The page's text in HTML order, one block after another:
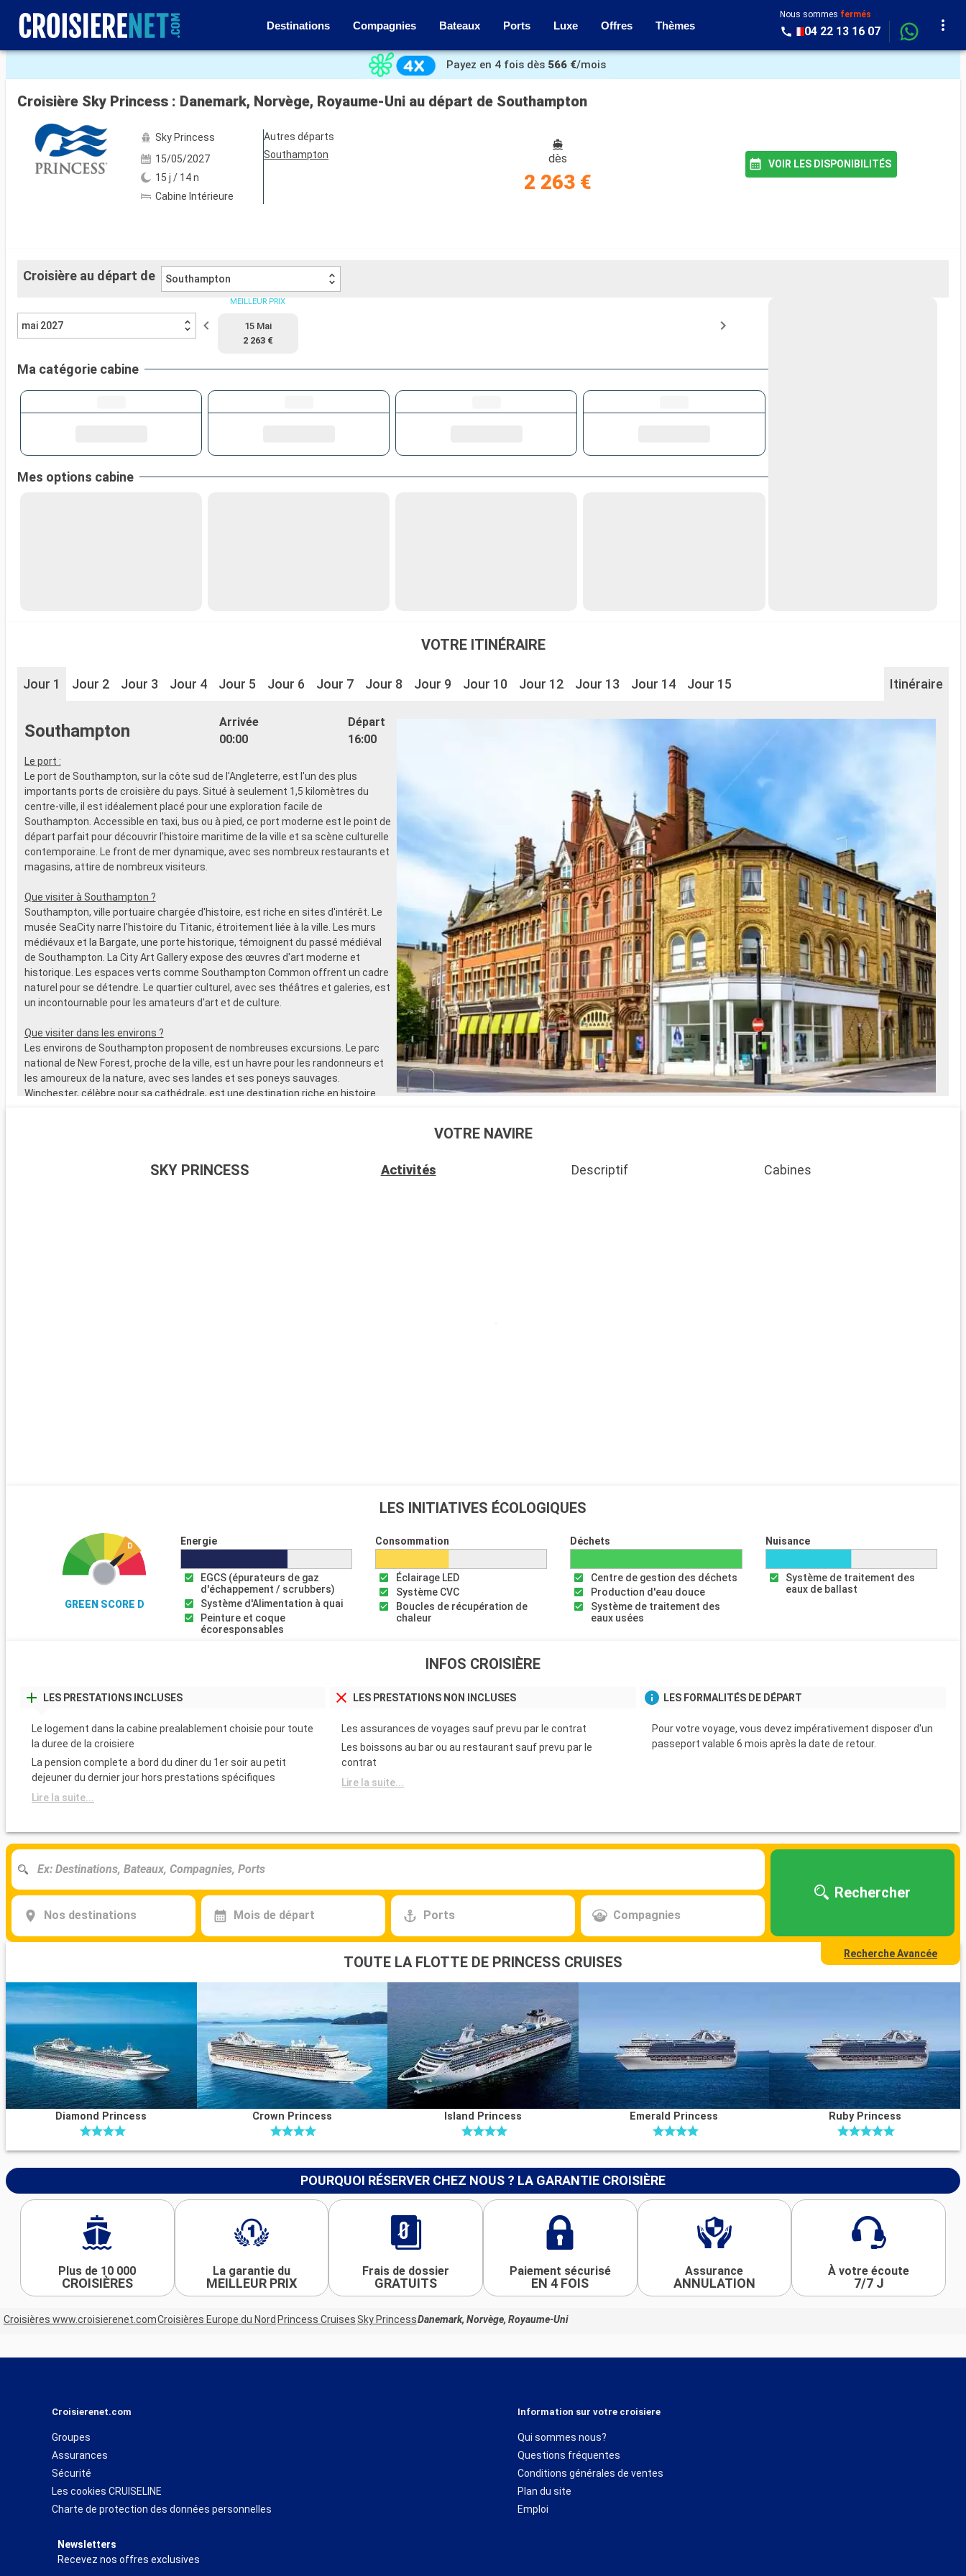
Destinations Compagnies Bateaux Ports Luxe Offres Thèmes
Nous sommes fermés
04 22 13 16 07
Voir les 17 autres photos
Payez en 4 fois dès 566 €/mois
Croisière Sky Princess : Danemark, Norvège, Royaume-Uni au départ de Southampton
Sky Princess
15/05/2027
15 j / 14 n
Cabine Intérieure
Autres départs
Southampton
dès
2 263 €
VOIR LES DISPONIBILITÉS
Croisière au départ de Southampton
mai 2027
MEILLEUR PRIX
15 Mai
2 263 €
Ma catégorie cabine
Mes options cabine
VOTRE ITINÉRAIRE
Jour 1 Jour 2 Jour 3 Jour 4 Jour 5 Jour 6 Jour 7 Jour 8 Jour 9 Jour 10 Jour 12 Jour 13 Jour 14 Jour 15 Itinéraire
Southampton
Arrivée
00:00
Départ
16:00
Le port :
Le port de Southampton, sur la côte sud de l'Angleterre, est l'un des plus
importants ports de croisière du pays. Situé à seulement 1,5 kilomètres du
centre-ville, il est idéalement placé pour une exploration facile de
Southampton. Accessible en taxi, bus ou à pied, ce port moderne est le point de
départ parfait pour découvrir l'histoire maritime de la ville et sa scène culturelle
contemporaine. Le front de mer dynamique, avec ses nombreux restaurants et
magasins, attire de nombreux visiteurs.
Que visiter à Southampton ?
Southampton, ville portuaire chargée d'histoire, est riche en sites d'intérêt. Le
musée SeaCity narre l'histoire du Titanic, étroitement liée à la ville. Les murs
médiévaux et la Bargate, une porte historique, témoignent du passé médiéval
de Southampton. La City Art Gallery expose des œuvres d'art moderne et
historique. Les espaces verts comme Southampton Common offrent un cadre
naturel pour se détendre. Le quartier culturel, avec ses théâtres et galeries, est
un incontournable pour les amateurs d'art et de culture.
Que visiter dans les environs ?
Les environs de Southampton proposent de nombreuses excursions. Le parc
national de New Forest, proche de la ville, est un havre pour les randonneurs et
les amoureux de la nature, avec ses landes et ses poneys sauvages.
Winchester, célèbre pour sa cathédrale, est une destination riche en histoire.
VOTRE NAVIRE
SKY PRINCESS Activités Descriptif Cabines
LES INITIATIVES ÉCOLOGIQUES
GREEN SCORE D
Energie
EGCS (épurateurs de gaz
d'échappement / scrubbers)
Système d'Alimentation à quai
Peinture et coque
écoresponsables
Consommation
Éclairage LED
Système CVC
Boucles de récupération de
chaleur
Déchets
Centre de gestion des déchets
Production d'eau douce
Système de traitement des
eaux usées
Nuisance
Système de traitement des
eaux de ballast
INFOS CROISIÈRE
LES PRESTATIONS INCLUSES
Le logement dans la cabine prealablement choisie pour toute
la duree de la croisiere
La pension complete a bord du diner du 1er soir au petit
dejeuner du dernier jour hors prestations spécifiques
Lire la suite...
LES PRESTATIONS NON INCLUSES
Les assurances de voyages sauf prevu par le contrat
Les boissons au bar ou au restaurant sauf prevu par le
contrat
Lire la suite...
LES FORMALITÉS DE DÉPART
Pour votre voyage, vous devez impérativement disposer d'un
passeport valable 6 mois après la date de retour.
Nos destinations Mois de départ Ports Compagnies
Rechercher
Recherche Avancée
TOUTE LA FLOTTE DE PRINCESS CRUISES
Diamond Princess Crown Princess Island Princess Emerald Princess Ruby Princess
POURQUOI RÉSERVER CHEZ NOUS ? LA GARANTIE CROISIÈRE
Plus de 10 000
CROISIÈRES
La garantie du
MEILLEUR PRIX
Frais de dossier
GRATUITS
Paiement sécurisé
EN 4 FOIS
Assurance
ANNULATION
À votre écoute
7/7 J
Croisières www.croisierenet.comCroisières Europe du Nord Princess CruisesSky PrincessDanemark, Norvège, Royaume-Uni
Croisierenet.com
Groupes
Assurances
Sécurité
Les cookies CRUISELINE
Charte de protection des données personnelles
Information sur votre croisiere
Qui sommes nous?
Questions fréquentes
Conditions générales de ventes
Plan du site
Emploi
Newsletters
Recevez nos offres exclusives